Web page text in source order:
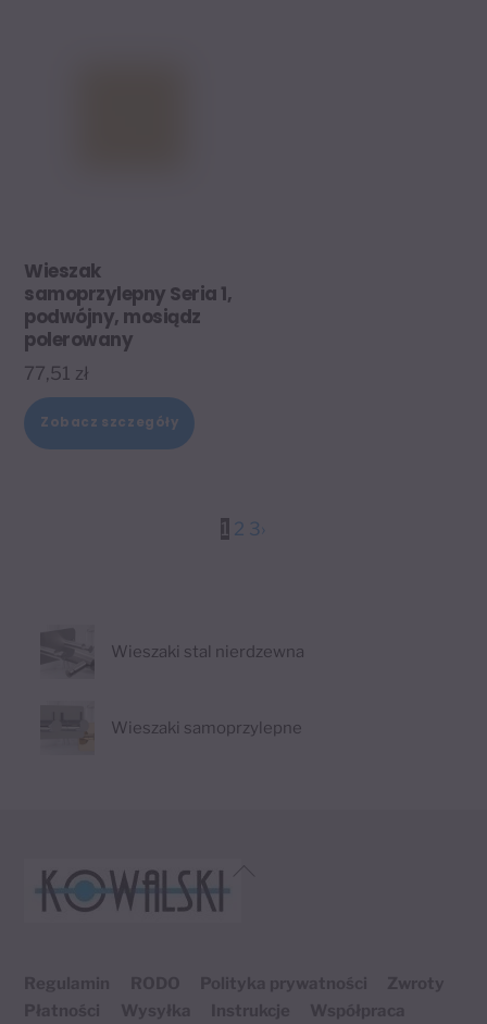
Wieszak
samoprzylepny Seria 1,
podwójny, mosiądz
polerowany
77,51 zł
Zobacz szczegóły
1 2 3 ›
Wieszaki stal nierdzewna
Wieszaki samoprzylepne